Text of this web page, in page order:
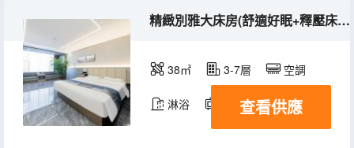
精緻別雅大床房(舒適好眠+釋壓床墊+靜享空間）
38㎡ 3-7層 空調
淋浴 電視機
查看供應